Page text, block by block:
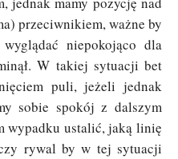
przeciwnikiem, ważne by
niepokojąco dla
W takiej sytuacji bet
puli, jeżeli jednak
sobie spokój z dalszym
wypadku ustalić, jaką linię
rywal by w tej sytuacji